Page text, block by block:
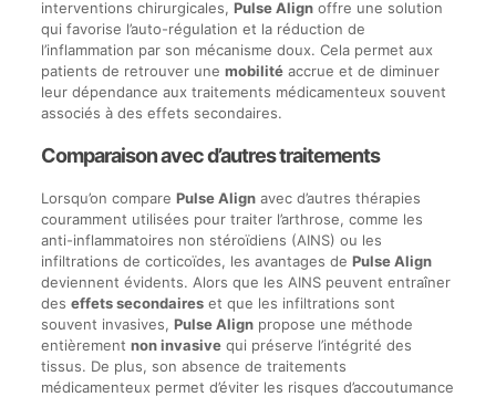
interventions chirurgicales, Pulse Alignoffre une solution
qui favorise l’auto-régulation et la réduction de
l’inflammation par son mécanisme doux. Cela permet aux
patients de retrouver une mobilitéaccrue et de diminuer
leur dépendance aux traitements médicamenteux souvent
associés à des effets secondaires.
Comparaison avec d’autres traitements
Lorsqu’on compare Pulse Alignavec d’autres thérapies
couramment utilisées pour traiter l’arthrose, comme les
anti-inflammatoires non stéroïdiens (AINS) ou les
infiltrations de corticoïdes, les avantages de Pulse Align
deviennent évidents. Alors que les AINS peuvent entraîner
des effets secondaireset que les infiltrations sont
souvent invasives, Pulse Alignpropose une méthode
entièrement non invasivequi préserve l’intégrité des
tissus. De plus, son absence de traitements
médicamenteux permet d’éviter les risques d’accoutumance